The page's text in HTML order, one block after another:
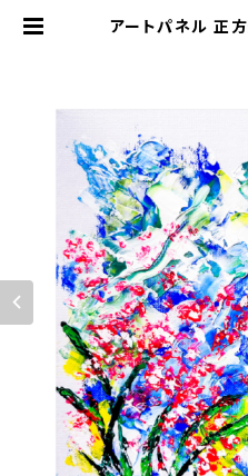
アートパネル 正